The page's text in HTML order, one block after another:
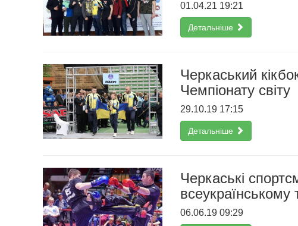
01.04.21 19:21
Детальніше
Черкаський
Чемпіонату світу
29.10.19 17:15
Детальніше
Черкаські
всеукраїнському
06.06.19 09:29